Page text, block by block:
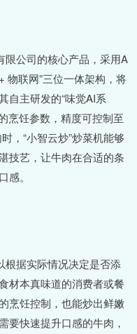
限公司的核心产品，采用A
物联网”三位一体架构，将
自主研发的“味觉AI系
烹饪参数，精度可控制至
，“小智云炒”炒菜机能够
技艺，让牛肉在合适的条
感。
根据实际情况决定是否添
材本真味道的消费者或餐
烹饪控制，也能炒出鲜嫩
要快速提升口感的牛肉，